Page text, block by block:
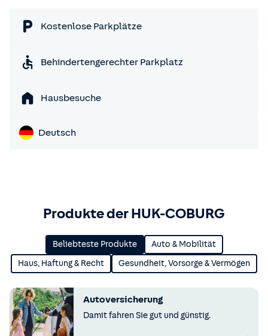
Kostenlose Parkplätze
Behindertengerechter Parkplatz
Hausbesuche
Deutsch
Produkte der HUK-COBURG
Beliebteste Produkte Auto & Mobilität
Haus, Haftung & Recht Gesundheit, Vorsorge & Vermögen
Autoversicherung
Damit fahren Sie gut und günstig.